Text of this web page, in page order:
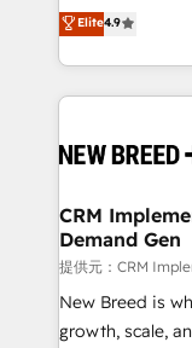
再設計します。 💡 100inc は何をする会社か？ HubSpotを共
通基盤に、AIエ
ーケティング・
AIネイティブ・
CRMを軸とした
顧客データの一
Hub統合運用、
応します。 2️⃣ AIエージェント組織構築 営業・マーケティング
業務の一部をAI
Breeze・Claude
Elite4.9
CRM
Demand Gen
提供元：CRM
New Breed is
growth, scale,